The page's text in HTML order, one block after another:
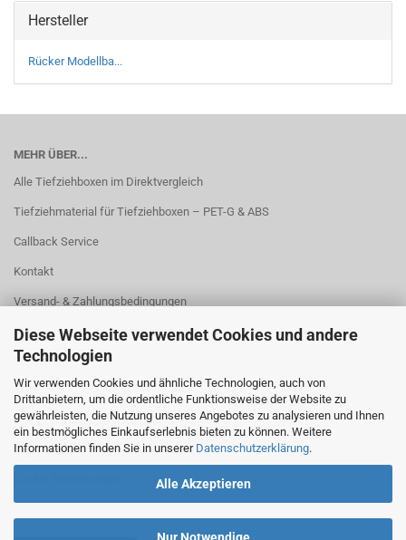
Diese Webseite verwendet Cookies und andere
Technologien
Wir verwenden Cookies und ähnliche Technologien, auch von
Drittanbietern, um die ordentliche Funktionsweise der Website zu
gewährleisten, die Nutzung unseres Angebotes zu analysieren und Ihnen
ein bestmögliches Einkaufserlebnis bieten zu können. Weitere
Informationen finden Sie in unserer Datenschutzerklärung.
Alle Akzeptieren
Hersteller
Rücker Modellba...
MEHR ÜBER...
Alle Tiefziehboxen im Direktvergleich
Tiefziehmaterial für Tiefziehboxen – PET-G & ABS
Callback Service
Kontakt
Versand- & Zahlungsbedingungen
Widerrufsrecht & Widerrufsformular
Startseite
AGB
Privatsphäre und Datenschutz
Impressum